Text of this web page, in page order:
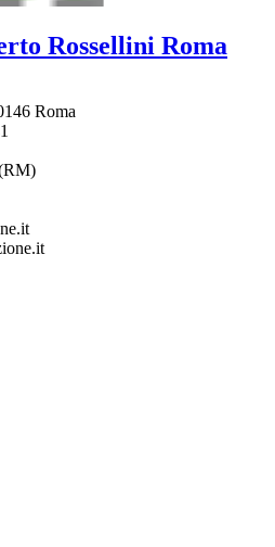
Rossellini Roma
Roma